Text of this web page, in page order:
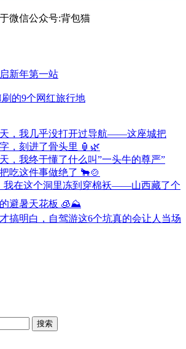
微信公众号:背包猫
新年第一站
的9个网红旅行地
，我几乎没打开过导航——这座城把
，刻进了骨头里 🏮🌿
，我终于懂了什么叫”一头牛的尊严”
吃这件事做绝了 🐂🍲
我在这个洞里冻到穿棉袄——山西藏了个
避暑天花板 🧊⛰️
搞明白，自驾游这6个坑真的会让人当场